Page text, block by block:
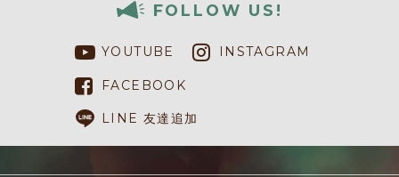
FOLLOW US!
YOUTUBE INSTAGRAM
FACEBOOK
LINE 友達追加